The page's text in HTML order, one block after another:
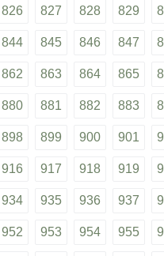
826 827 828 829
844 845 846 847
862 863 864 865
880 881 882 883
898 899 900 901
916 917 918 919
934 935 936 937
952 953 954 955